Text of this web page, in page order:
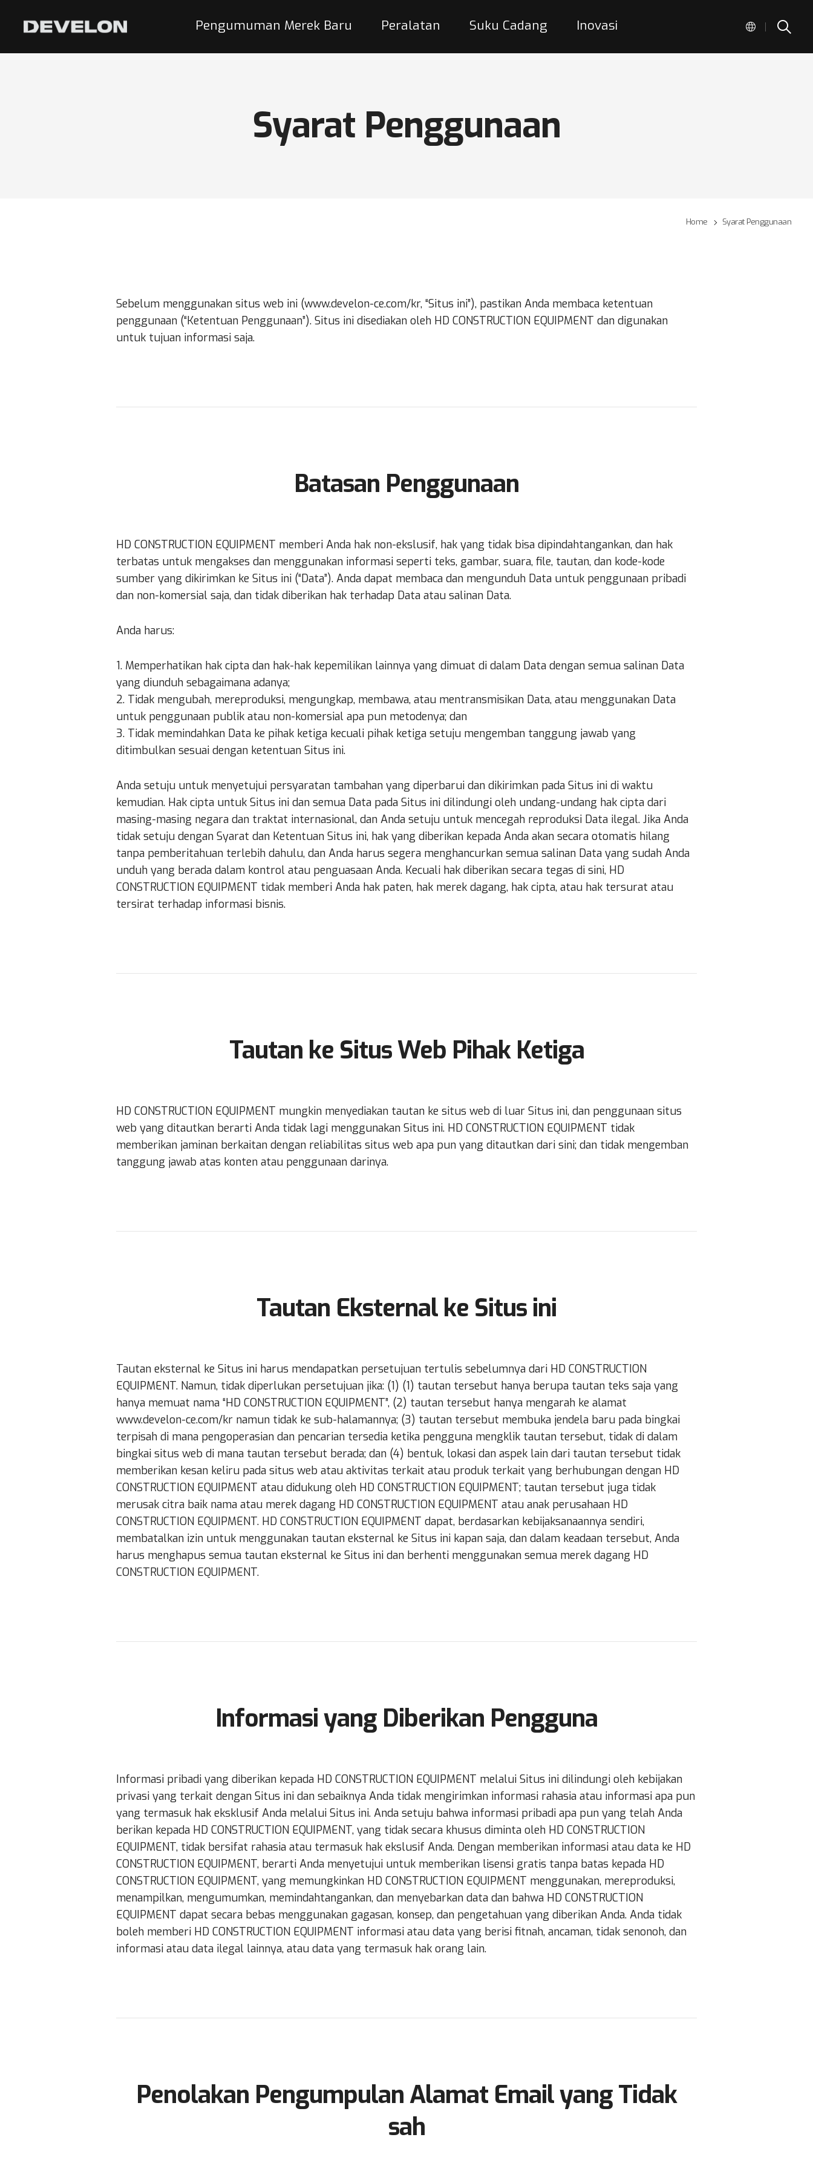
Pengumuman Merek Baru Peralatan Suku Cadang Inovasi
Syarat Penggunaan
Home Syarat Penggunaan
Sebelum menggunakan situs web ini (www.develon-ce.com/kr, “Situs ini”), pastikan Anda membaca ketentuan
penggunaan (“Ketentuan Penggunaan”). Situs ini disediakan oleh HD CONSTRUCTION EQUIPMENT dan digunakan
untuk tujuan informasi saja.
Batasan Penggunaan
HD CONSTRUCTION EQUIPMENT memberi Anda hak non-ekslusif, hak yang tidak bisa dipindahtangankan, dan hak
terbatas untuk mengakses dan menggunakan informasi seperti teks, gambar, suara, file, tautan, dan kode-kode
sumber yang dikirimkan ke Situs ini (“Data”). Anda dapat membaca dan mengunduh Data untuk penggunaan pribadi
dan non-komersial saja, dan tidak diberikan hak terhadap Data atau salinan Data.
Anda harus:
1. Memperhatikan hak cipta dan hak-hak kepemilikan lainnya yang dimuat di dalam Data dengan semua salinan Data
yang diunduh sebagaimana adanya;
2. Tidak mengubah, mereproduksi, mengungkap, membawa, atau mentransmisikan Data, atau menggunakan Data
untuk penggunaan publik atau non-komersial apa pun metodenya; dan
3. Tidak memindahkan Data ke pihak ketiga kecuali pihak ketiga setuju mengemban tanggung jawab yang
ditimbulkan sesuai dengan ketentuan Situs ini.
Anda setuju untuk menyetujui persyaratan tambahan yang diperbarui dan dikirimkan pada Situs ini di waktu
kemudian. Hak cipta untuk Situs ini dan semua Data pada Situs ini dilindungi oleh undang-undang hak cipta dari
masing-masing negara dan traktat internasional, dan Anda setuju untuk mencegah reproduksi Data ilegal. Jika Anda
tidak setuju dengan Syarat dan Ketentuan Situs ini, hak yang diberikan kepada Anda akan secara otomatis hilang
tanpa pemberitahuan terlebih dahulu, dan Anda harus segera menghancurkan semua salinan Data yang sudah Anda
unduh yang berada dalam kontrol atau penguasaan Anda. Kecuali hak diberikan secara tegas di sini, HD
CONSTRUCTION EQUIPMENT tidak memberi Anda hak paten, hak merek dagang, hak cipta, atau hak tersurat atau
tersirat terhadap informasi bisnis.
Tautan ke Situs Web Pihak Ketiga
HD CONSTRUCTION EQUIPMENT mungkin menyediakan tautan ke situs web di luar Situs ini, dan penggunaan situs
web yang ditautkan berarti Anda tidak lagi menggunakan Situs ini. HD CONSTRUCTION EQUIPMENT tidak
memberikan jaminan berkaitan dengan reliabilitas situs web apa pun yang ditautkan dari sini; dan tidak mengemban
tanggung jawab atas konten atau penggunaan darinya.
Tautan Eksternal ke Situs ini
Tautan eksternal ke Situs ini harus mendapatkan persetujuan tertulis sebelumnya dari HD CONSTRUCTION
EQUIPMENT. Namun, tidak diperlukan persetujuan jika: (1) (1) tautan tersebut hanya berupa tautan teks saja yang
hanya memuat nama “HD CONSTRUCTION EQUIPMENT”, (2) tautan tersebut hanya mengarah ke alamat
www.develon-ce.com/kr namun tidak ke sub-halamannya; (3) tautan tersebut membuka jendela baru pada bingkai
terpisah di mana pengoperasian dan pencarian tersedia ketika pengguna mengklik tautan tersebut, tidak di dalam
bingkai situs web di mana tautan tersebut berada; dan (4) bentuk, lokasi dan aspek lain dari tautan tersebut tidak
memberikan kesan keliru pada situs web atau aktivitas terkait atau produk terkait yang berhubungan dengan HD
CONSTRUCTION EQUIPMENT atau didukung oleh HD CONSTRUCTION EQUIPMENT; tautan tersebut juga tidak
merusak citra baik nama atau merek dagang HD CONSTRUCTION EQUIPMENT atau anak perusahaan HD
CONSTRUCTION EQUIPMENT. HD CONSTRUCTION EQUIPMENT dapat, berdasarkan kebijaksanaannya sendiri,
membatalkan izin untuk menggunakan tautan eksternal ke Situs ini kapan saja, dan dalam keadaan tersebut, Anda
harus menghapus semua tautan eksternal ke Situs ini dan berhenti menggunakan semua merek dagang HD
CONSTRUCTION EQUIPMENT.
Informasi yang Diberikan Pengguna
Informasi pribadi yang diberikan kepada HD CONSTRUCTION EQUIPMENT melalui Situs ini dilindungi oleh kebijakan
privasi yang terkait dengan Situs ini dan sebaiknya Anda tidak mengirimkan informasi rahasia atau informasi apa pun
yang termasuk hak eksklusif Anda melalui Situs ini. Anda setuju bahwa informasi pribadi apa pun yang telah Anda
berikan kepada HD CONSTRUCTION EQUIPMENT, yang tidak secara khusus diminta oleh HD CONSTRUCTION
EQUIPMENT, tidak bersifat rahasia atau termasuk hak ekslusif Anda. Dengan memberikan informasi atau data ke HD
CONSTRUCTION EQUIPMENT, berarti Anda menyetujui untuk memberikan lisensi gratis tanpa batas kepada HD
CONSTRUCTION EQUIPMENT, yang memungkinkan HD CONSTRUCTION EQUIPMENT menggunakan, mereproduksi,
menampilkan, mengumumkan, memindahtangankan, dan menyebarkan data dan bahwa HD CONSTRUCTION
EQUIPMENT dapat secara bebas menggunakan gagasan, konsep, dan pengetahuan yang diberikan Anda. Anda tidak
boleh memberi HD CONSTRUCTION EQUIPMENT informasi atau data yang berisi fitnah, ancaman, tidak senonoh, dan
informasi atau data ilegal lainnya, atau data yang termasuk hak orang lain.
Penolakan Pengumpulan Alamat Email yang Tidak
sah